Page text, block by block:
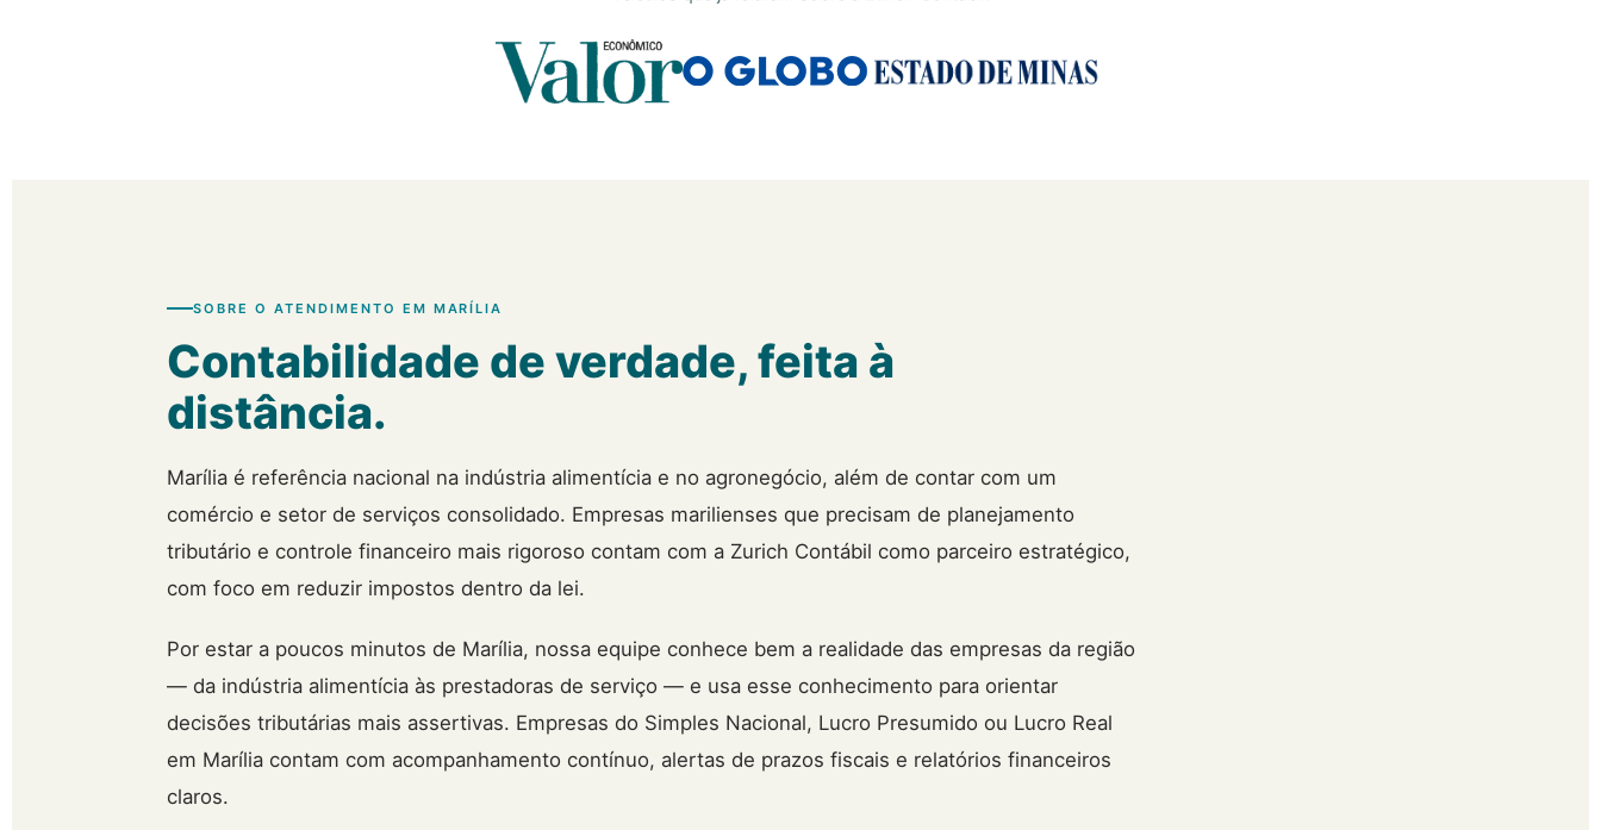
SOBRE O ATENDIMENTO EM MARÍLIA
Contabilidade de verdade, feita à
distância.
Marília é referência nacional na indústria alimentícia e no agronegócio, além de contar com um
comércio e setor de serviços consolidado. Empresas marilienses que precisam de planejamento
tributário e controle financeiro mais rigoroso contam com a Zurich Contábil como parceiro estratégico,
com foco em reduzir impostos dentro da lei.
Por estar a poucos minutos de Marília, nossa equipe conhece bem a realidade das empresas da região
— da indústria alimentícia às prestadoras de serviço — e usa esse conhecimento para orientar
decisões tributárias mais assertivas. Empresas do Simples Nacional, Lucro Presumido ou Lucro Real
em Marília contam com acompanhamento contínuo, alertas de prazos fiscais e relatórios financeiros
claros.